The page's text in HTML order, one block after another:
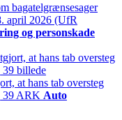
bagatelgrænsesager
april 2026 (UfR
og personskade
at hans tab oversteg
39 ARK Auto